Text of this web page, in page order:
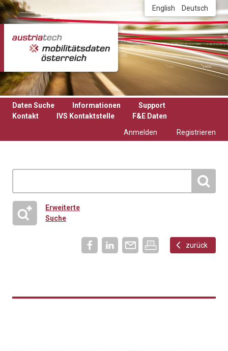
Direkt zum Inhalt English Deutsch
Daten Suche Informationen
Support
Kontakt
IVS Kontaktstelle
F&E Daten
Anmelden
Registrieren
Erweiterte
Suche
zurück